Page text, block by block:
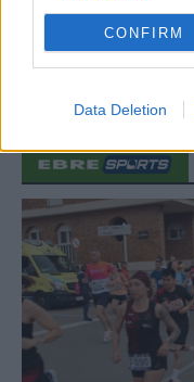
CONFIRM
Data Deletion